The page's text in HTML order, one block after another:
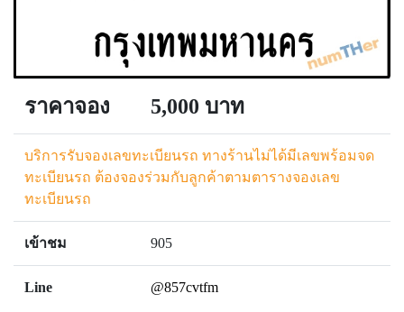
ราคาจอง 5,000 บาท
บริการรับจองเลขทะเบียนรถ ทางร้านไม่ได้มีเลขพร้อมจด
ทะเบียนรถ ต้องจองร่วมกับลูกค้าตามตารางจองเลข
ทะเบียนรถ
เข้าชม 905
Line @857cvtfm